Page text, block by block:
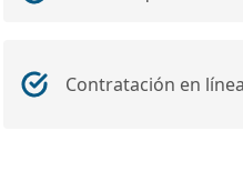
Contratación en